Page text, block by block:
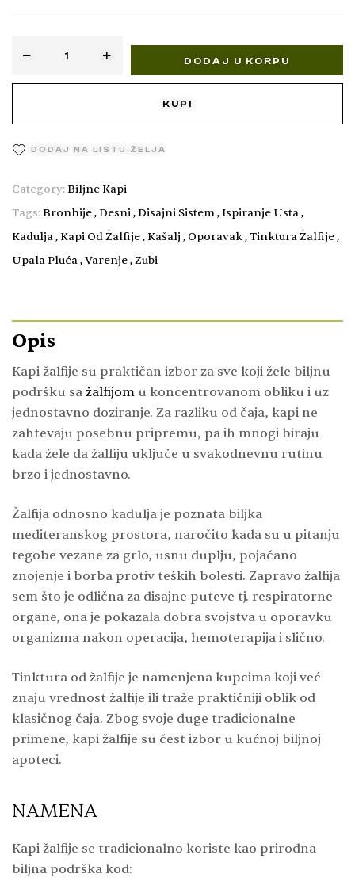
DODAJ U KORPU
KUPI
DODAJ NA LISTU ŽELJA
Category: Biljne Kapi
Tags: Bronhije, Desni, Disajni Sistem, Ispiranje Usta,
Kadulja, Kapi Od Žalfije, Kašalj , Oporavak,Tinktura Žalfije,
Upala Pluća,Varenje,Zubi
Opis
Kapi žalfije su praktičan izbor za sve koji žele biljnu
podršku sa žalfijom u koncentrovanom obliku i uz
jednostavno doziranje. Za razliku od čaja, kapi ne
zahtevaju posebnu pripremu, pa ih mnogi biraju
kada žele da žalfiju uključe u svakodnevnu rutinu
brzo i jednostavno.
Žalfija odnosno kadulja je poznata biljka
mediteranskog prostora, naročito kada su u pitanju
tegobe vezane za grlo, usnu duplju, pojačano
znojenje i borba protiv teških bolesti. Zapravo žalfija
sem što je odlična za disajne puteve tj. respiratorne
organe, ona je pokazala dobra svojstva u oporavku
organizma nakon operacija, hemoterapija i slično.
Tinktura od žalfije je namenjena kupcima koji već
znaju vrednost žalfije ili traže praktičniji oblik od
klasičnog čaja. Zbog svoje duge tradicionalne
primene, kapi žalfije su čest izbor u kućnoj biljnoj
apoteci.
NAMENA
Kapi žalfije se tradicionalno koriste kao prirodna
biljna podrška kod: